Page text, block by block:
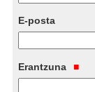
E-posta
Erantzuna